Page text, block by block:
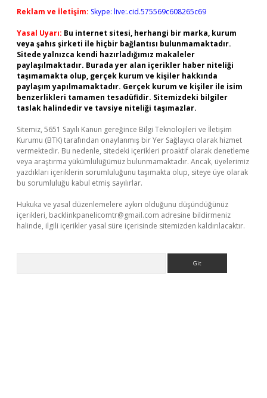
Reklam ve İletişim: Skype: live:.cid.575569c608265c69
Yasal Uyarı: Bu internet sitesi, herhangi bir marka, kurum
veya şahıs şirketi ile hiçbir bağlantısı bulunmamaktadır.
Sitede yalnızca kendi hazırladığımız makaleler
paylaşılmaktadır. Burada yer alan içerikler haber niteliği
taşımamakta olup, gerçek kurum ve kişiler hakkında
paylaşım yapılmamaktadır. Gerçek kurum ve kişiler ile isim
benzerlikleri tamamen tesadüfidir. Sitemizdeki bilgiler
taslak halindedir ve tavsiye niteliği taşımazlar.
Sitemiz, 5651 Sayılı Kanun gereğince Bilgi Teknolojileri ve İletişim
Kurumu (BTK) tarafından onaylanmış bir Yer Sağlayıcı olarak hizmet
vermektedir. Bu nedenle, sitedeki içerikleri proaktif olarak denetleme
veya araştırma yükümlülüğümüz bulunmamaktadır. Ancak, üyelerimiz
yazdıkları içeriklerin sorumluluğunu taşımakta olup, siteye üye olarak
bu sorumluluğu kabul etmiş sayılırlar.
Hukuka ve yasal düzenlemelere aykırı olduğunu düşündüğünüz
içerikleri, backlinkpanelicomtr@gmail.com adresine bildirmeniz
halinde, ilgili içerikler yasal süre içerisinde sitemizden kaldırılacaktır.